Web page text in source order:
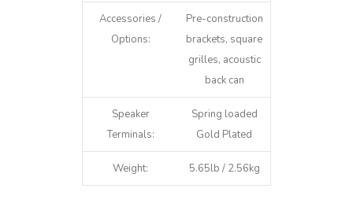
Accessories /
Options:
Pre-construction
brackets, square
grilles, acoustic
back can
Speaker
Terminals:
Spring loaded
Gold Plated
Weight: 5.65lb / 2.56kg